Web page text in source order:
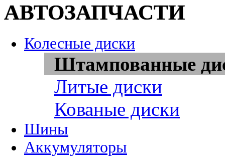
АВТОЗАПЧАСТИ
Колесные диски
Штампованные
Литые диски
Кованые диски
Шины
Аккумуляторы